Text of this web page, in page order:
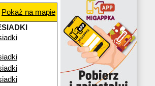
Pokaż na mapie